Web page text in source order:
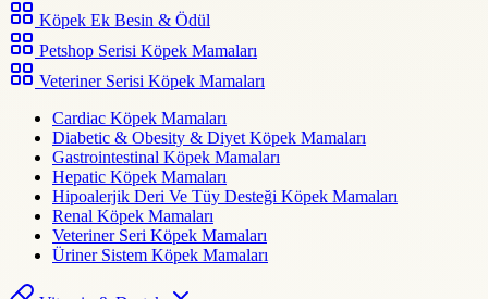
Köpek Ek Besin & Ödül
Petshop Serisi Köpek Mamaları
Veteriner Serisi Köpek Mamaları
Cardiac Köpek Mamaları
Diabetic & Obesity & Diyet Köpek Mamaları
Gastrointestinal Köpek Mamaları
Hepatic Köpek Mamaları
Hipoalerjik Deri Ve Tüy Desteği Köpek Mamaları
Renal Köpek Mamaları
Veteriner Seri Köpek Mamaları
Üriner Sistem Köpek Mamaları